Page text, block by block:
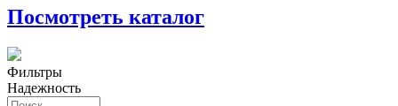
Посмотреть каталог
Фильтры
Надежность